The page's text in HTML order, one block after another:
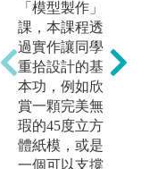
合課程帶領學
生參與社會服
務，於服務學
習基地進行各
項社區服務與
環境改善的規
劃或參與式設
計，藉由與服
務對象互動，
「模型製作」
課，本課程透
過實作讓同學
重拾設計的基
本功，例如欣
賞一顆完美無
瑕的45度立方
體紙模，或是
一個可以支撐